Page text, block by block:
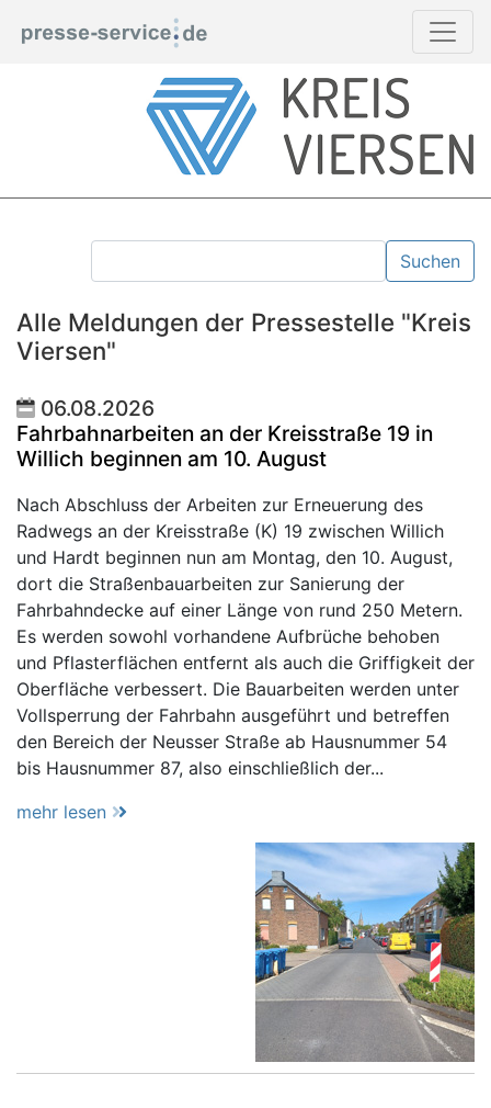
Suchen
Alle Meldungen der Pressestelle "Kreis
Viersen"
06.08.2026
Fahrbahnarbeiten an der Kreisstraße 19 in
Willich beginnen am 10. August
Nach Abschluss der Arbeiten zur Erneuerung des
Radwegs an der Kreisstraße (K) 19 zwischen Willich
und Hardt beginnen nun am Montag, den 10. August,
dort die Straßenbauarbeiten zur Sanierung der
Fahrbahndecke auf einer Länge von rund 250 Metern.
Es werden sowohl vorhandene Aufbrüche behoben
und Pflasterflächen entfernt als auch die Griffigkeit der
Oberfläche verbessert. Die Bauarbeiten werden unter
Vollsperrung der Fahrbahn ausgeführt und betreffen
den Bereich der Neusser Straße ab Hausnummer 54
bis Hausnummer 87, also einschließlich der...
mehr lesen